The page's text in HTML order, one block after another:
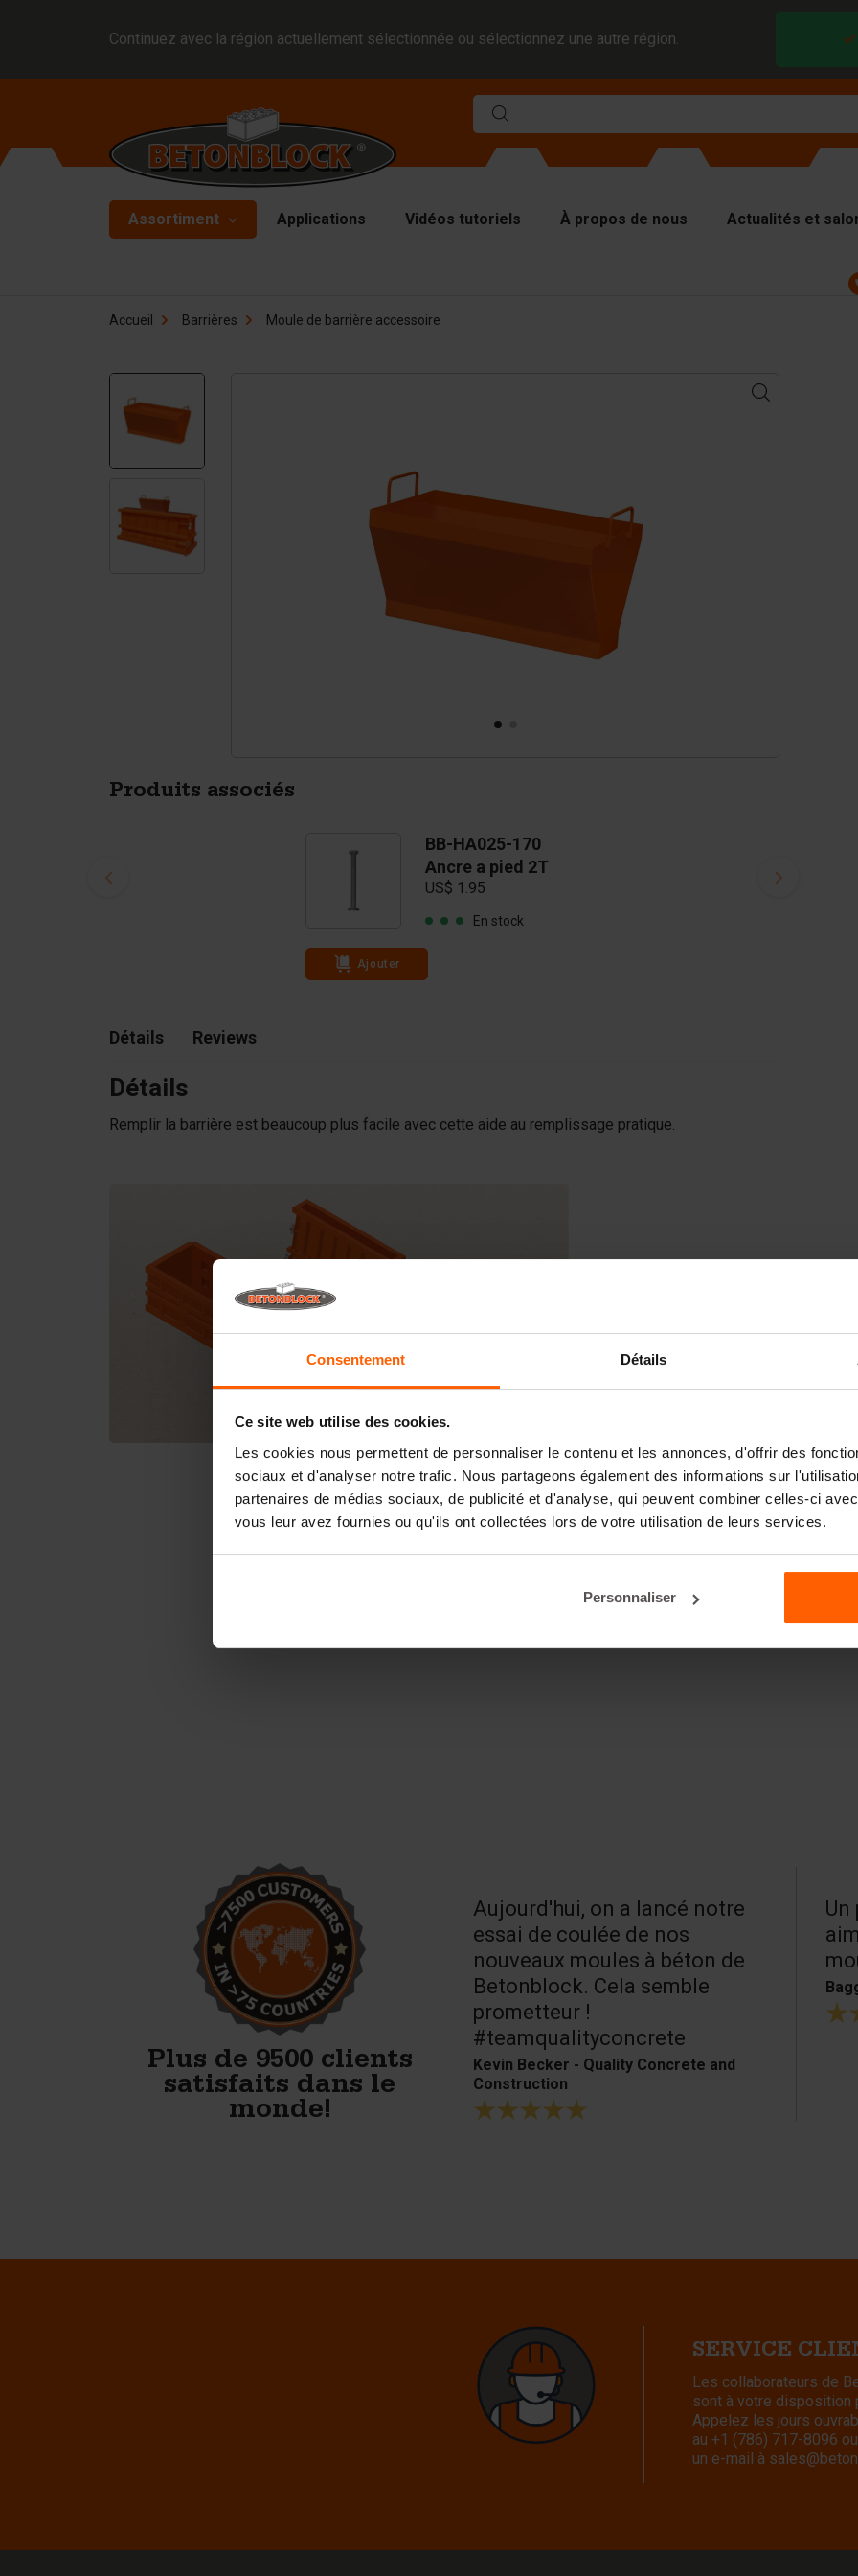
Consentement Détails
Ce site web utilise des cookies.
Les cookies nous permettent de personnaliser le contenu et les annonces, d'offrir des
sociaux et d'analyser notre trafic. Nous partageons également des informations sur
partenaires de médias sociaux, de publicité et d'analyse, qui peuvent combiner celles-ci
vous leur avez fournies ou qu'ils ont collectées lors de votre utilisation de leurs services.
Personnaliser
Continuez avec la région actuellement sélectionnée ou sélectionnez une autre région.
Assortiment
Block formliners
Barrières
Dalle en béton
Murs de soutènement
Diviseurs et inserts
Pièces de rechange
Applications Vidéos tutoriels À propos de nous Actualités et
Accueil Barrières Moule de barrière accessoire
Produits associés
BB-HA025-170
Ancre a pied 2T
US$ 1.95
En stock
Ajouter
Détails Reviews
Détails
Remplir la barrière est beaucoup plus facile avec cette aide au remplissage pratique.
Plus de 9500 clients
satisfaits dans le
monde!
Ce sont d'excellents moules à
béton. Je suis très content du
résultat du bloc.
Bob Hagerman - Hagerman Pre Cast
Aujourd'hui, on a lancé notre
essai de coulée de nos
nouveaux moules à béton de
Betonblock. Cela semble
prometteur !
#teamqualityconcrete
Kevin Becker - Quality Concrete and
Construction
SERVICE
Les collaborateurs de
sont à votre disposition
Appelez les jours
au +1 (786) 717-8096
un e-mail à